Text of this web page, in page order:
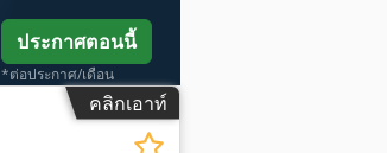
ประกาศตอนนี้
*ต่อประกาศ/เดือน
คลิกเอาท์